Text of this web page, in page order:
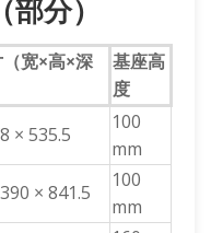
分）
宽×高×深
基座高
度
× 535.5
100
mm
× 841.5
100
mm